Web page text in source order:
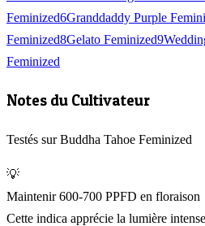
Feminized6Granddaddy Purple
Feminized8Gelato Feminized9
Feminized
Notes du Cultivateur
Testés sur Buddha Tahoe Feminized
💡
Maintenir 600-700 PPFD en floraison
Cette indica apprécie la lumière